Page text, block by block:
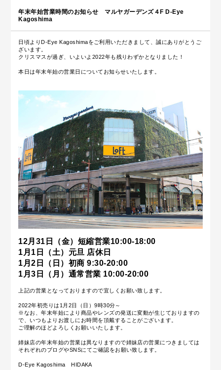
年末年始営業時間のお知らせ マルヤガーデンズ４F D-Eye
Kagoshima
日頃よりD-Eye Kagoshimaをご利用いただきまして、誠にありがとうご
ざいます。
クリスマスが過ぎ、いよいよ2022年も残りわずかとなりました！
本日は年末年始の営業日についてお知らせいたします。
12月31日（金）短縮営業10:00-18:00
1月1日（土）元旦 店休日
1月2日（日）初商 9:30-20:00
1月3日（月）通常営業 10:00-20:00
上記の営業となっておりますので宜しくお願い致します。
2022年初売りは1月2日（日）9時30分～
※なお、年末年始により商品やレンズの発送に変動が生じておりますの
で、いつもよりお渡しにお時間を頂戴することがございます。
ご理解のほどよろしくお願いいたします。
姉妹店の年末年始の営業は異なりますので姉妹店の営業につきましては
それぞれのブログやSNSにてご確認をお願い致します。
D-Eye Kagoshima HIDAKA